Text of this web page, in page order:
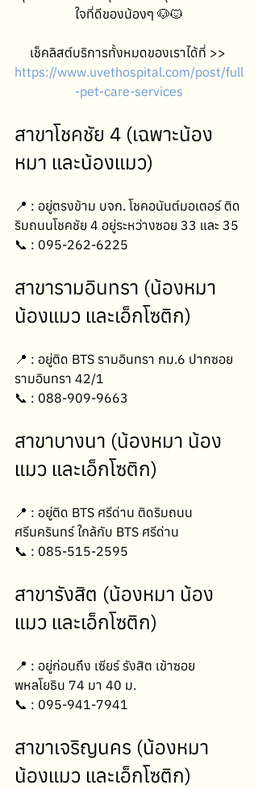
ใจที่ดีของน้องๆ 🐶🐱
เช็คลิสต์บริการทั้งหมดของเราได้ที่ >>
https://www.uvethospital.com/post/full
-pet-care-services
สาขาโชคชัย 4 (เฉพาะน้อง
หมา และน้องแมว)
📍 : อยู่ตรงข้าม บจก. โชคอนันต์มอเตอร์ ติด
ริมถนนโชคชัย 4 อยู่ระหว่างซอย 33 และ 35
📞 : 095-262-6225
สาขารามอินทรา (น้องหมา
น้องแมว และเอ็กโซติก)
📍 : อยู่ติด BTS รามอินทรา กม.6 ปากซอย
รามอินทรา 42/1
📞 : 088-909-9663
สาขาบางนา (น้องหมา น้อง
แมว และเอ็กโซติก)
📍 : อยู่ติด BTS ศรีด่าน ติดริมถนน
ศรีนครินทร์ ใกล้กับ BTS ศรีด่าน
📞 : 085-515-2595
สาขารังสิต (น้องหมา น้อง
แมว และเอ็กโซติก)
📍 : อยู่ก่อนถึง เซียร์ รังสิต เข้าซอย
พหลโยธิน 74 มา 40 ม.
📞 : 095-941-7941
สาขาเจริญนคร (น้องหมา
น้องแมว และเอ็กโซติก)